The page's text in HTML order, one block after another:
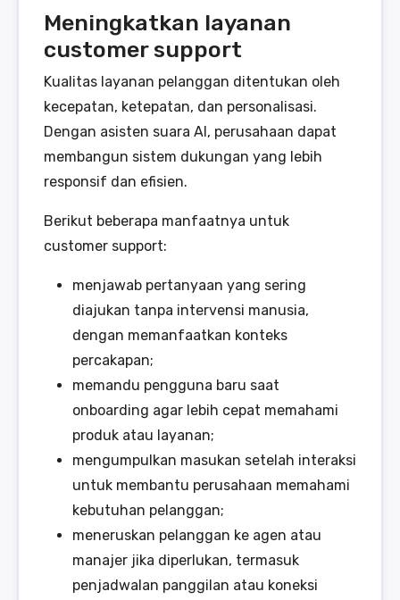
Meningkatkan layanan
customer support
Kualitas layanan pelanggan ditentukan oleh
kecepatan, ketepatan, dan personalisasi.
Dengan asisten suara AI, perusahaan dapat
membangun sistem dukungan yang lebih
responsif dan efisien.
Berikut beberapa manfaatnya untuk
customer support:
menjawab pertanyaan yang sering
diajukan tanpa intervensi manusia,
dengan memanfaatkan konteks
percakapan;
memandu pengguna baru saat
onboarding agar lebih cepat memahami
produk atau layanan;
mengumpulkan masukan setelah interaksi
untuk membantu perusahaan memahami
kebutuhan pelanggan;
meneruskan pelanggan ke agen atau
manajer jika diperlukan, termasuk
penjadwalan panggilan atau koneksi